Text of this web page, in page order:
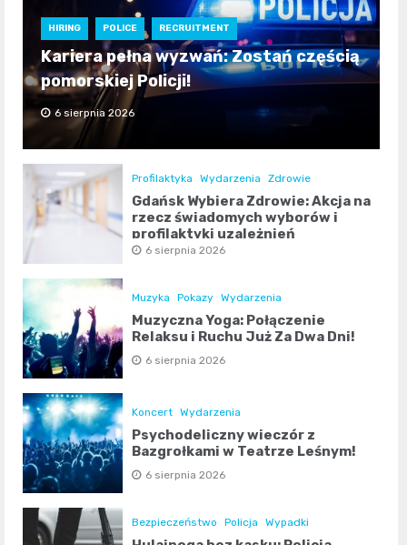
HIRING POLICE RECRUITMENT
Kariera pełna wyzwań: Zostań częścią
pomorskiej Policji!
6 sierpnia 2026
Profilaktyka Wydarzenia Zdrowie
Gdańsk Wybiera Zdrowie: Akcja na
rzecz świadomych wyborów i
profilaktyki uzależnień
6 sierpnia 2026
Muzyka Pokazy Wydarzenia
Muzyczna Yoga: Połączenie
Relaksu i Ruchu Już Za Dwa Dni!
6 sierpnia 2026
Koncert Wydarzenia
Psychodeliczny wieczór z
Bazgrołkami w Teatrze Leśnym!
6 sierpnia 2026
Bezpieczeństwo Policja Wypadki